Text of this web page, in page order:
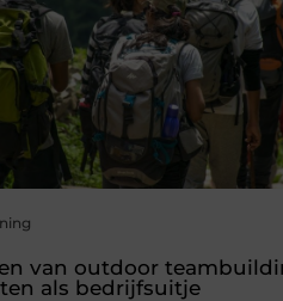
van outdoor
als bedrijfsuitje